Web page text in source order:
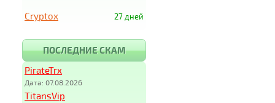
27 дней
Cryptox
ПОСЛЕДНИЕ СКАМ
PirateTrx
Дата: 07.08.2026
TitansVip